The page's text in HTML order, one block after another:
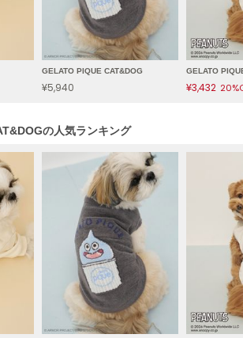
リー
ウ
GELATO PIQUE CAT&DOG
¥5,940
GELATO
¥3,432
の人気ランキング